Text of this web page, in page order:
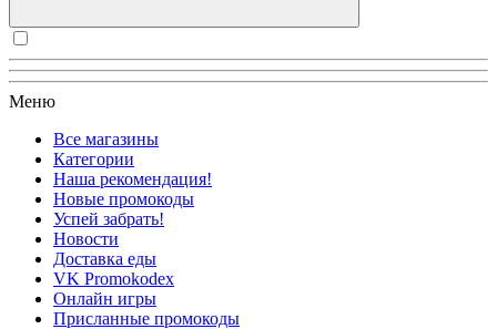
Меню
Все магазины
Категории
Наша рекомендация!
Новые промокоды
Успей забрать!
Новости
Доставка еды
VK Promokodex
Онлайн игры
Присланные промокоды